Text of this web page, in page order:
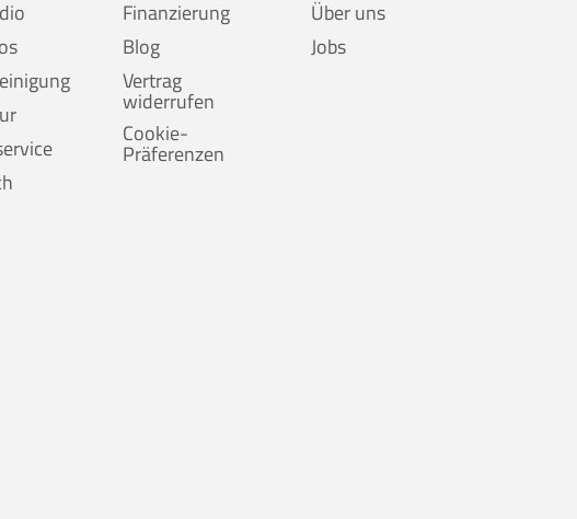
Finanzierung
Blog
Vertrag
widerrufen
Cookie-
Präferenzen
Über uns
Jobs